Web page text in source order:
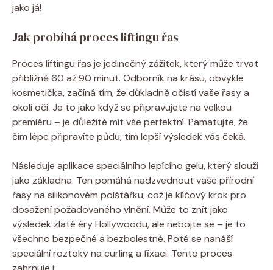
jako já!
Jak probíhá proces liftingu řas
Proces liftingu řas je jedinečný zážitek, který může trvat
přibližně 60 až 90 minut. Odborník na krásu, obvykle
kosmetička, začíná tím, že důkladně očistí vaše řasy a
okolí očí. Je to jako když se připravujete na velkou
premiéru – je důležité mít vše perfektní. Pamatujte, že
čím lépe připravíte půdu, tím lepší výsledek vás čeká.
Následuje aplikace speciálního lepícího gelu, který slouží
jako základna. Ten pomáhá nadzvednout vaše přírodní
řasy na silikonovém polštářku, což je klíčový krok pro
dosažení požadovaného vlnění. Může to znít jako
výsledek zlaté éry Hollywoodu, ale nebojte se – je to
všechno bezpečné a bezbolestné. Poté se nanáší
speciální roztoky na curling a fixaci. Tento proces